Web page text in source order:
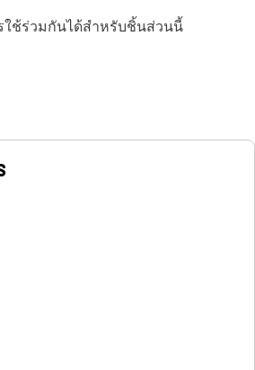
ช้ร่วมกันได้สำหรับชิ้นส่วนนี้